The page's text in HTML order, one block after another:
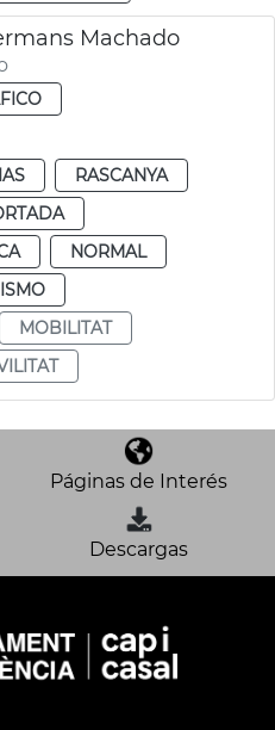
Machado
RASCANYA
NORMAL
MOBILITAT
Páginas de Interés
Descargas